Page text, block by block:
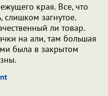
края. Все, что
слишком загнутое.
ли товар.
на али, там большая
была в закрытом